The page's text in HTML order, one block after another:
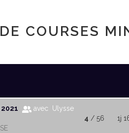
COURSES
2021
avec Ulysse
4 / 56 1j